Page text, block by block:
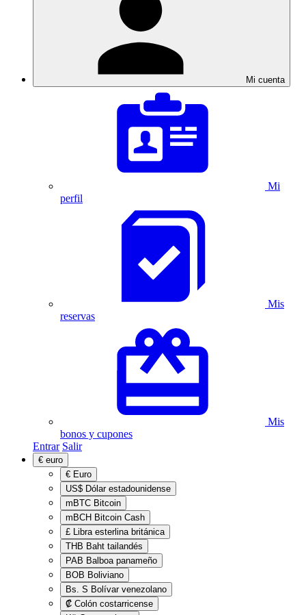
Mi cuenta
Mi
perfil
Mis
reservas
Mis
bonos y cupones
Entrar Salir
€ euro
€ Euro
US$ Dólar estadounidense
mBTC Bitcoin
mBCH Bitcoin Cash
£ Libra esterlina británica
THB Baht tailandés
PAB Balboa panameño
BOB Boliviano
Bs. S Bolívar venezolano
₡ Colón costarricense